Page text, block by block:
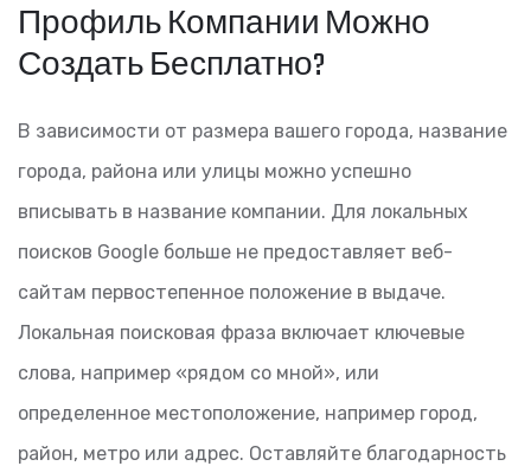
Профиль Компании Можно
Создать Бесплатно?
В зависимости от размера вашего города, название
города, района или улицы можно успешно
вписывать в название компании. Для локальных
поисков Google больше не предоставляет веб-
сайтам первостепенное положение в выдаче.
Локальная поисковая фраза включает ключевые
слова, например «рядом со мной», или
определенное местоположение, например город,
район, метро или адрес. Оставляйте благодарность